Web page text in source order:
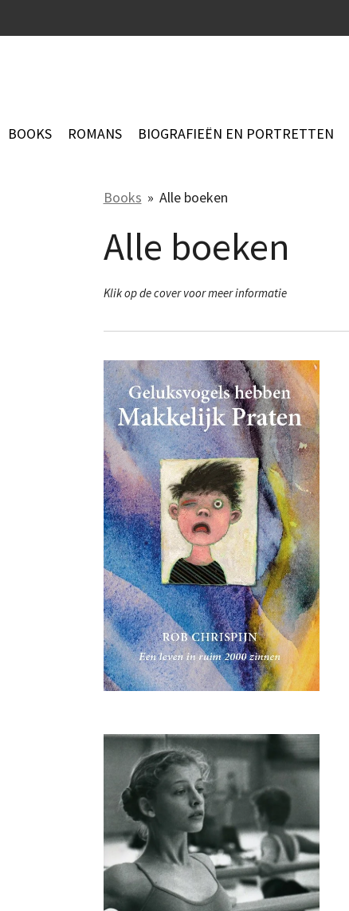
direct
BOOKS ROMANS BIOGRAFIEËN EN PORTRETTEN
Books » Alle boeken
Alle boeken
Klik op de cover voor meer informatie